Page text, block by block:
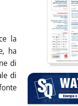
la
ha
di
di